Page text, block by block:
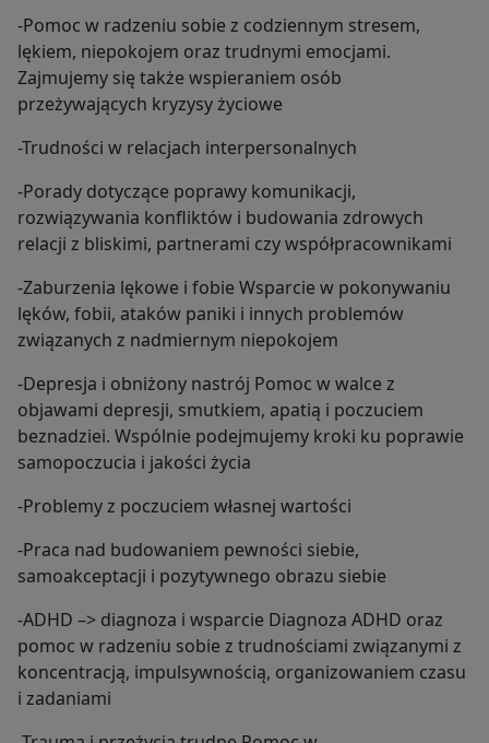
-Pomoc w radzeniu sobie z codziennym stresem,
lękiem, niepokojem oraz trudnymi emocjami.
Zajmujemy się także wspieraniem osób
przeżywających kryzysy życiowe
-Trudności w relacjach interpersonalnych
-Porady dotyczące poprawy komunikacji,
rozwiązywania konfliktów i budowania zdrowych
relacji z bliskimi, partnerami czy współpracownikami
-Zaburzenia lękowe i fobie Wsparcie w pokonywaniu
lęków, fobii, ataków paniki i innych problemów
związanych z nadmiernym niepokojem
-Depresja i obniżony nastrój Pomoc w walce z
objawami depresji, smutkiem, apatią i poczuciem
beznadziei. Wspólnie podejmujemy kroki ku poprawie
samopoczucia i jakości życia
-Problemy z poczuciem własnej wartości
-Praca nad budowaniem pewności siebie,
samoakceptacji i pozytywnego obrazu siebie
-ADHD –> diagnoza i wsparcie Diagnoza ADHD oraz
pomoc w radzeniu sobie z trudnościami związanymi z
koncentracją, impulsywnością, organizowaniem czasu
i zadaniami